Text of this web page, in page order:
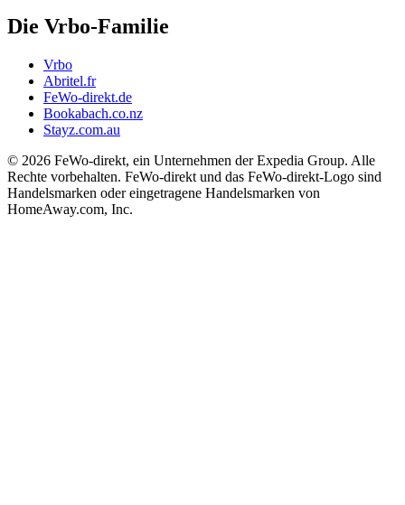
Die Vrbo-Familie
Vrbo
Abritel.fr
FeWo-direkt.de
Bookabach.co.nz
Stayz.com.au
© 2026 FeWo-direkt, ein Unternehmen der Expedia Group. Alle
Rechte vorbehalten. FeWo-direkt und das FeWo-direkt-Logo sind
Handelsmarken oder eingetragene Handelsmarken von
HomeAway.com, Inc.